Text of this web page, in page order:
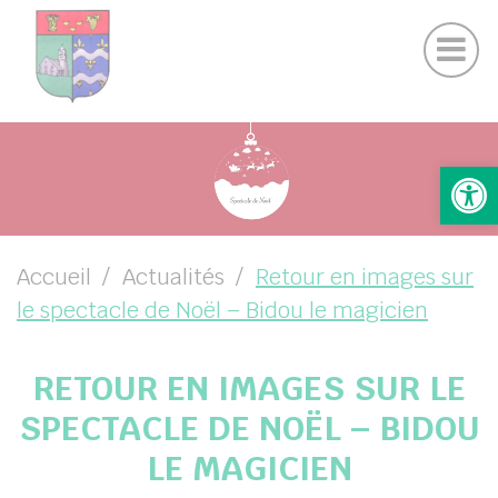
( VOTRE COMMUNE )
( VIE PRATIQUE )
( VIE LOCALE )
Actualités Chamigny Journal de la Commune
Suivez-nous sur Facebook
Suivez-nous sur Instagram
Accueil Actualités
Retour en images sur
le spectacle de Noël – Bidou le magicien
RETOUR EN IMAGES SUR LE
SPECTACLE DE NOËL – BIDOU
LE MAGICIEN
Panneau de gestion des cookies